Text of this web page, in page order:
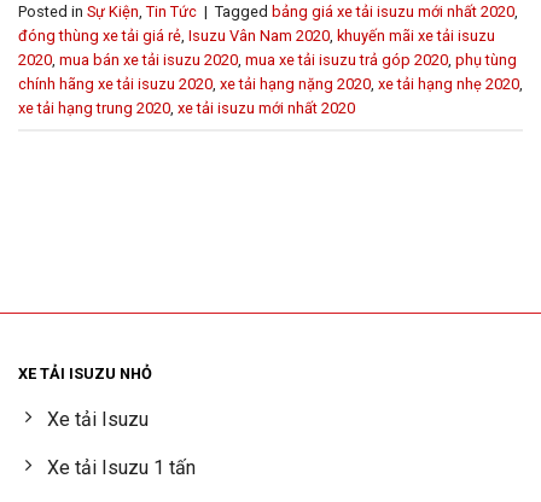
Posted in Sự Kiện Tin Tức | Tagged bảng giá xe tải isuzu mới nhất 2020
đóng thùng xe tải giá rẻ Isuzu Vân Nam 2020 khuyến mãi xe tải isuzu
2020 mua bán xe tải isuzu 2020 mua xe tải isuzu trả góp 2020 phụ tùng
chính hãng xe tải isuzu 2020 xe tải hạng nặng 2020 xe tải hạng nhẹ 2020
xe tải hạng trung 2020 xe tải isuzu mới nhất 2020
XE TẢI ISUZU NHỎ
Xe tải Isuzu
Xe tải Isuzu 1 tấn